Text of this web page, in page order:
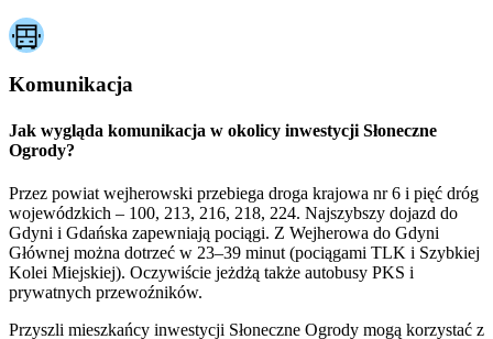
Komunikacja
Jak wygląda komunikacja w okolicy inwestycji Słoneczne
Ogrody?
Przez powiat wejherowski przebiega droga krajowa nr 6 i pięć dróg
wojewódzkich – 100, 213, 216, 218, 224. Najszybszy dojazd do
Gdyni i Gdańska zapewniają pociągi. Z Wejherowa do Gdyni
Głównej można dotrzeć w 23–39 minut (pociągami TLK i Szybkiej
Kolei Miejskiej). Oczywiście jeżdżą także autobusy PKS i
prywatnych przewoźników.
Przyszli mieszkańcy inwestycji Słoneczne Ogrody mogą korzystać z